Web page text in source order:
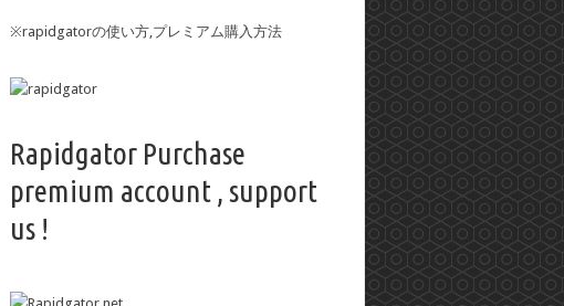
※rapidgatorの使い方,プレミアム購入方法
Rapidgator Purchase
premium account , support
us !